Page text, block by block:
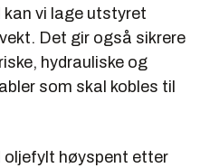
vi lage utstyret
Det gir også sikrere
hydrauliske og
som skal kobles til
oljefylt høyspent etter